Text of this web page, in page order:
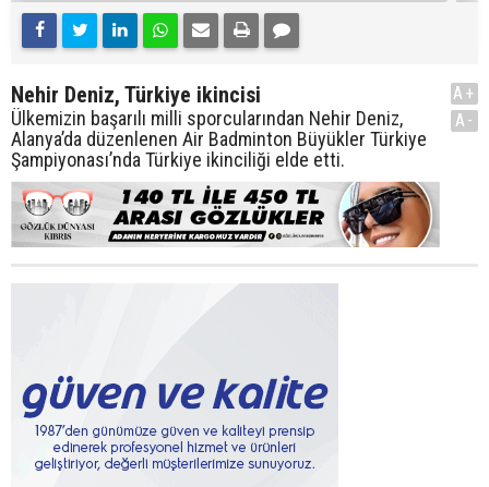
Nehir Deniz, Türkiye ikincisi
Ülkemizin başarılı milli sporcularından Nehir Deniz,
Alanya’da düzenlenen Air Badminton Büyükler Türkiye
Şampiyonası’nda Türkiye ikinciliği elde etti.
A+
A-